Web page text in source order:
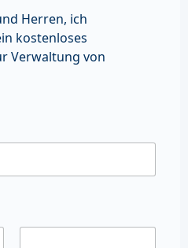
Herren, ich
kostenloses
Verwaltung von